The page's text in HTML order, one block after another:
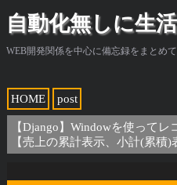
自動化無しに生
WEB開発関係を中心に備忘録をまとめ
HOME post
【Django】Windowを使って
【売上の累計表示、小計(累積)